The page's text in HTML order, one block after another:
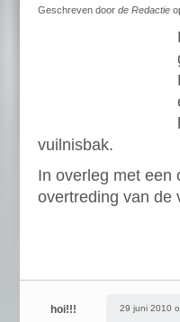
Geschreven door de Redactie
vuilnisbak.
In overleg met een
overtreding van de
hoi!!! 29 juni 2010